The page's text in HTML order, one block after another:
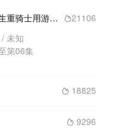
娘评鉴指南
：2020
21106
被追放的转生重骑士用游戏知识开无双
未知
第06集
 18825
 9296